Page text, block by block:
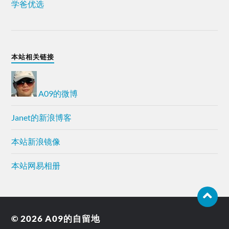
学爸优选
本站相关链接
A09的微博
Janet的新浪博客
本站新浪镜像
本站网易相册
© 2026A09的自留地